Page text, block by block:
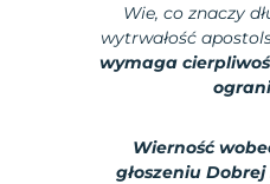
Wie, co znaczy
wytrwałość
wymaga
Wierność
głoszeniu